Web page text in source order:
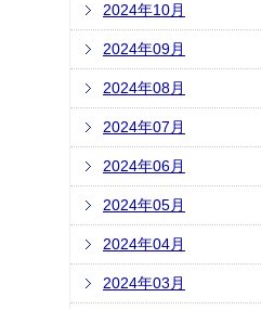
2024年10月
2024年09月
2024年08月
2024年07月
2024年06月
2024年05月
2024年04月
2024年03月